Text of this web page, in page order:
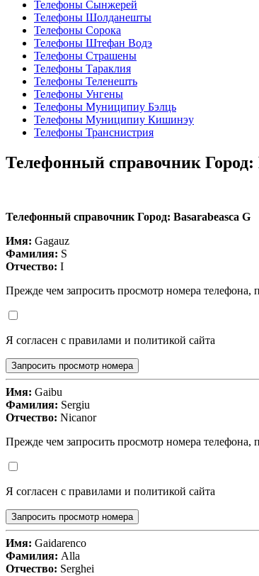
Телефоны Сынжерей
Телефоны Шолданешты
Телефоны Сорока
Телефоны Штефан Водэ
Телефоны Страшены
Телефоны Тараклия
Телефоны Теленешть
Телефоны Унгены
Телефоны Муниципиу Бэлць
Телефоны Муниципиу Кишинэу
Телефоны Транснистрия
Телефонный справочник Город:
Телефонный справочник Город: Basarabeasca G
Имя: Gagauz
Фамилия: S
Отчество: I
Прежде чем запросить просмотр номера телефона,
Я согласен с правилами и политикой сайта
Запросить просмотр номера
Имя: Gaibu
Фамилия: Sergiu
Отчество: Nicanor
Прежде чем запросить просмотр номера телефона,
Я согласен с правилами и политикой сайта
Запросить просмотр номера
Имя: Gaidarenco
Фамилия: Alla
Отчество: Serghei